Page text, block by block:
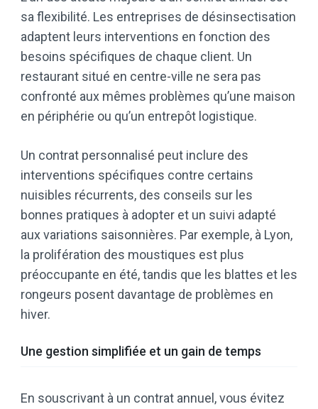
sa flexibilité. Les entreprises de désinsectisation
adaptent leurs interventions en fonction des
besoins spécifiques de chaque client. Un
restaurant situé en centre-ville ne sera pas
confronté aux mêmes problèmes qu’une maison
en périphérie ou qu’un entrepôt logistique.
Un contrat personnalisé peut inclure des
interventions spécifiques contre certains
nuisibles récurrents, des conseils sur les
bonnes pratiques à adopter et un suivi adapté
aux variations saisonnières. Par exemple, à Lyon,
la prolifération des moustiques est plus
préoccupante en été, tandis que les blattes et les
rongeurs posent davantage de problèmes en
hiver.
Une gestion simplifiée et un gain de temps
En souscrivant à un contrat annuel, vous évitez